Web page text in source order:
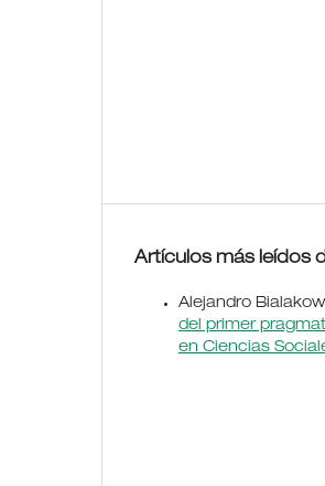
Artículos más leídos
Alejandro
del primer
en Ciencias